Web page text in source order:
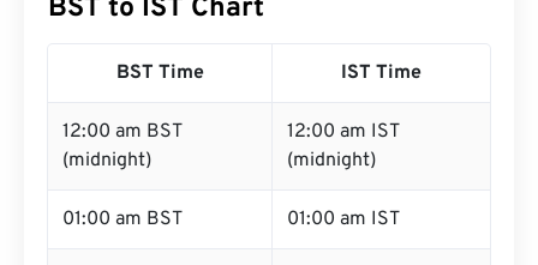
BST to IST Chart
BST Time IST Time
12:00 am BST
(midnight)
12:00 am IST
(midnight)
01:00 am BST 01:00 am IST